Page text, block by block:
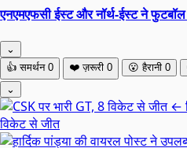
एनएमएफसी ईस्ट और नॉर्थ-ईस्ट ने
⌄
👍 समर्थन 0 ❤️ ज़रूरी 0 😮 हैरानी 0
⌄
←
विकेट से जीत